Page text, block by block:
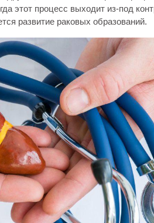
этот процесс выходит из-под
развитие раковых образований.